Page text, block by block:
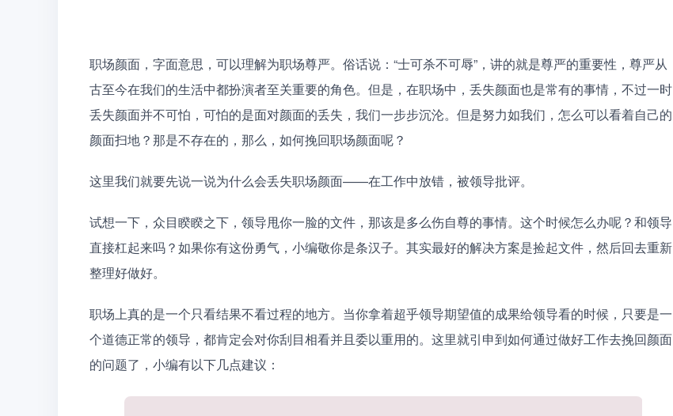
职场颜面，字面意思，可以理解为职场尊严。俗话说：“士可杀不可辱”，讲的就是尊严的重要性，尊严从
古至今在我们的生活中都扮演者至关重要的角色。但是，在职场中，丢失颜面也是常有的事情，不过一时
丢失颜面并不可怕，可怕的是面对颜面的丢失，我们一步步沉沦。但是努力如我们，怎么可以看着自己的
颜面扫地？那是不存在的，那么，如何挽回职场颜面呢？
这里我们就要先说一说为什么会丢失职场颜面——在工作中放错，被领导批评。
试想一下，众目睽睽之下，领导甩你一脸的文件，那该是多么伤自尊的事情。这个时候怎么办呢？和领导
直接杠起来吗？如果你有这份勇气，小编敬你是条汉子。其实最好的解决方案是捡起文件，然后回去重新
整理好做好。
职场上真的是一个只看结果不看过程的地方。当你拿着超乎领导期望值的成果给领导看的时候，只要是一
个道德正常的领导，都肯定会对你刮目相看并且委以重用的。这里就引申到如何通过做好工作去挽回颜面
的问题了，小编有以下几点建议：